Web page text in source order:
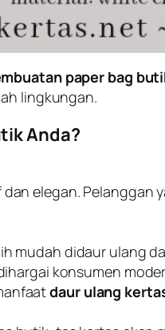
paper bag
lingkungan.
Anda?
elegan.
mudah didaur ulang
konsumen
daur ulang